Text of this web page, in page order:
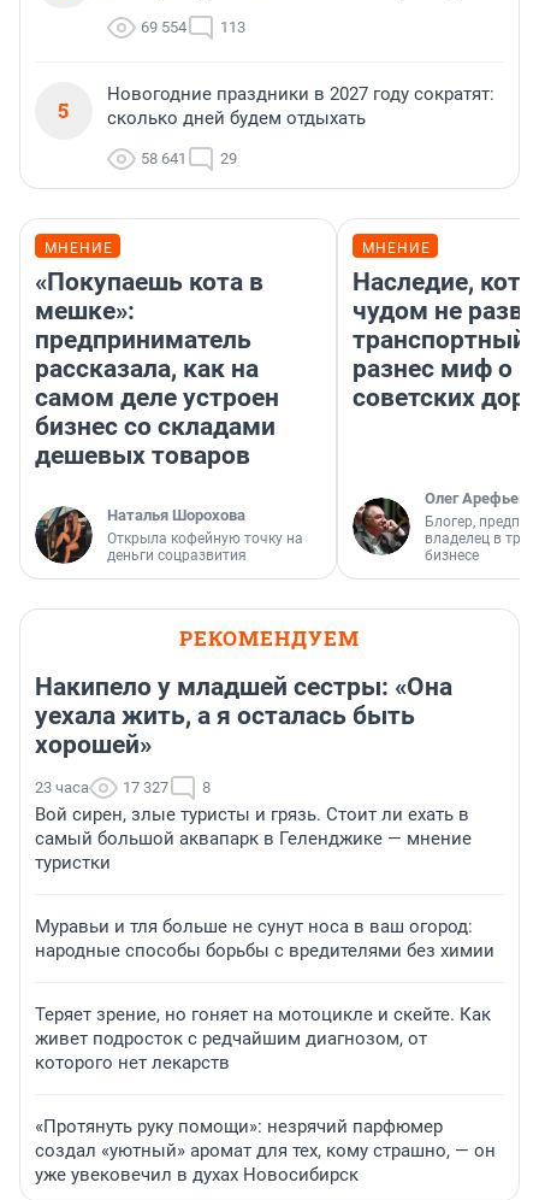
69 554 113
5
Новогодние праздники в 2027 году сократят:
сколько дней будем отдыхать
58 641 29
МНЕНИЕ
«Покупаешь кота в
мешке»:
предприниматель
рассказала, как на
самом деле устроен
бизнес со складами
дешевых товаров
Наталья Шорохова
Открыла кофейную точку на
деньги соцразвития
МНЕНИЕ
Наследие,
чудом не
транспортный
разнес миф о
советских
Олег Арефьев
Блогер,
владелец в
бизнесе
РЕКОМЕНДУЕМ
Накипело у младшей сестры: «Она
уехала жить, а я осталась быть
хорошей»
23 часа 17 327 8
Вой сирен, злые туристы и грязь. Стоит ли ехать в
самый большой аквапарк в Геленджике — мнение
туристки
Муравьи и тля больше не сунут носа в ваш огород:
народные способы борьбы с вредителями без химии
Теряет зрение, но гоняет на мотоцикле и скейте. Как
живет подросток с редчайшим диагнозом, от
которого нет лекарств
«Протянуть руку помощи»: незрячий парфюмер
создал «уютный» аромат для тех, кому страшно, — он
уже увековечил в духах Новосибирск